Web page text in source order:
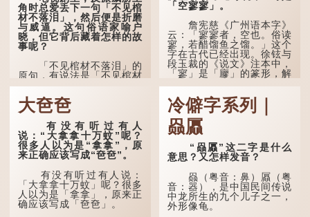
角时总爱丢下一句「不见棺
材不落泪」，然后便是折磨
与威逼。这句俗语家喻户
晓，但它背后藏着怎样的故
事呢？
「不见棺材不落泪」的
原句，有说法是「不见棺材
不下泪」或「不见亲棺不下
泪」，出自明朝兰陵笑笑生
所著的《金瓶梅词话》第九
十八回。原意是指人未亲眼
见到亲人棺木，便不会真正
感到悲伤；后来引申为比喻
人执迷不悟，不到彻底失
败，便不肯罢休。
许多人对这上半句耳熟
能详，但它其实还有下半句
——「不到黄河心不死」...
「空寥寥」。
詹宪慈《广州语本字》
云：「寥寥者，空也。俗读
寥，若醋馏鱼之馏。」这个
字在古代已经出现。徐铉与
段玉裁的《说文》注本中，
「寥」是「廫」的篆形，解
·安期先生》载琊阜老人故
事，以「寥寥安期，虚质高
清」形容空虚无所事事。
唐代《艺文类聚》引晋
孙绰《表哀诗》：「寥寥空
堂，寂寂响户」...
大夿夿
有没有听过有人
说：“大拿拿十万蚊”呢？
很多人以为是“拿拿”，原
来正确应该写成“夿夿”。
有没有听过有人说：
「大拿拿十万蚊」呢？很多
人以为是「拿拿」，原来正
确应该写成「夿夿」。
冷僻字系列｜
赑屭
“赑屭”这二字是什么
意思？又怎样发音？
赑（粤音：鼻）屭（粤
音：器），是中国民间传说
中龙所生的九个儿子之一，
外形像龟。